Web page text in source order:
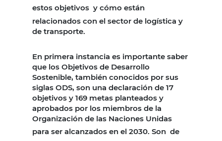
estos objetivos y cómo están
relacionados con el sector de logística y
de transporte.
En primera instancia es importante saber
que los Objetivos de Desarrollo
Sostenible, también conocidos por sus
siglas ODS, son una declaración de 17
objetivos y 169 metas planteados y
aprobados por los miembros de la
Organización de las Naciones Unidas
para ser alcanzados en el 2030. Son de